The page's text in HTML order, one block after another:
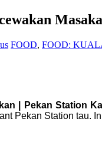
FOOD, FOOD:
| Pekan Station
Pekan Station tau.